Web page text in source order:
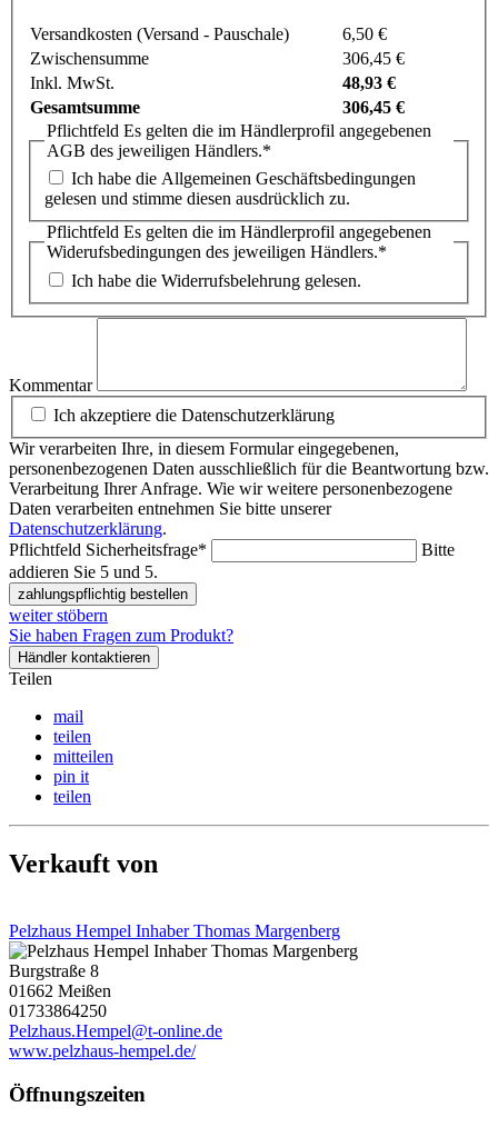
Versandkosten (Versand - Pauschale)
6,50 €
Zwischensumme
306,45 €
Inkl. MwSt.
48,93 €
Gesamtsumme
306,45 €
Pflichtfeld Es gelten die im Händlerprofil angegebenen
AGB des jeweiligen Händlers.*
Ich habe die Allgemeinen Geschäftsbedingungen
gelesen und stimme diesen ausdrücklich zu.
Pflichtfeld Es gelten die im Händlerprofil angegebenen
Widerufsbedingungen des jeweiligen Händlers.*
Ich habe die Widerrufsbelehrung gelesen.
Kommentar
Ich akzeptiere die Datenschutzerklärung
Wir verarbeiten Ihre, in diesem Formular eingegebenen,
personenbezogenen Daten ausschließlich für die Beantwortung bzw.
Verarbeitung Ihrer Anfrage. Wie wir weitere personenbezogene
Daten verarbeiten entnehmen Sie bitte unserer
Datenschutzerklärung.
Pflichtfeld Sicherheitsfrage*
Bitte
addieren Sie 5 und 5.
zahlungspflichtig bestellen
weiter stöbern
Sie haben Fragen zum Produkt?
Händler kontaktieren
Teilen
mail
teilen
mitteilen
pin it
teilen
Verkauft von
Pelzhaus Hempel Inhaber Thomas Margenberg
Burgstraße 8
01662 Meißen
01733864250
Pelzhaus.Hempel@t-online.de
www.pelzhaus-hempel.de/
Öffnungszeiten